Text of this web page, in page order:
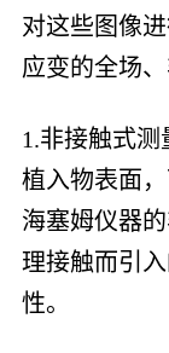
对这些图像
应变的全场、
1.非接触式
植入物表面
海塞姆仪器
理接触而引
性。